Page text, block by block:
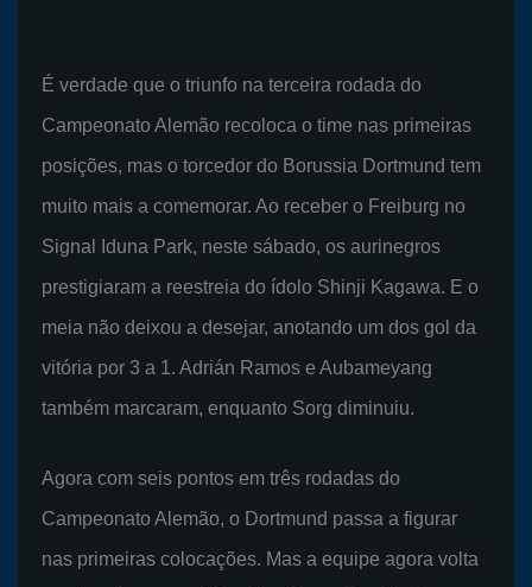
É verdade que o triunfo na terceira rodada do
Campeonato Alemão recoloca o time nas primeiras
posições, mas o torcedor do Borussia Dortmund tem
muito mais a comemorar. Ao receber o Freiburg no
Signal Iduna Park, neste sábado, os aurinegros
prestigiaram a reestreia do ídolo Shinji Kagawa. E o
meia não deixou a desejar, anotando um dos gol da
vitória por 3 a 1. Adrián Ramos e Aubameyang
também marcaram, enquanto Sorg diminuiu.
Agora com seis pontos em três rodadas do
Campeonato Alemão, o Dortmund passa a figurar
nas primeiras colocações. Mas a equipe agora volta